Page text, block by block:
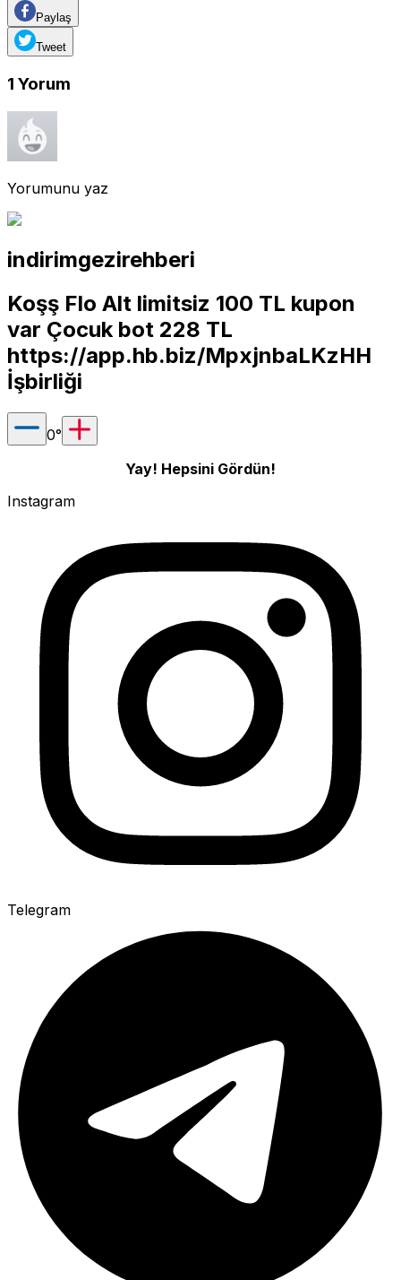
Paylaş
Tweet
1 Yorum
Yorumunu yaz
indirimgezirehberi
Koşş Flo Alt limitsiz 100 TL kupon
var Çocuk bot 228 TL
https://app.hb.biz/MpxjnbaLKzHH
İşbirliği
0°
Yay! Hepsini Gördün!
Instagram
Telegram